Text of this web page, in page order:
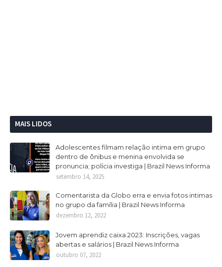
MAIS LIDOS
Adolescentes filmam relação intima em grupo
dentro de ônibus e menina envolvida se
pronuncia; polícia investiga | Brazil News Informa
setembro 14, 2025
Comentarista da Globo erra e envia fotos intimas
no grupo da família | Brazil News Informa
dezembro 12, 2022
Jovem aprendiz caixa 2023: Inscrições, vagas
abertas e salários | Brazil News Informa
outubro 07, 2022